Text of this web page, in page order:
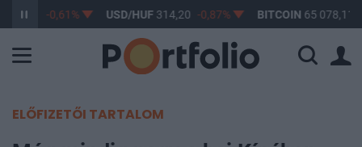
363,17 -0,61% USD/HUF314,20 -0,87% BITCOIN 65 078,11
ELŐFIZETŐI TARTALOM